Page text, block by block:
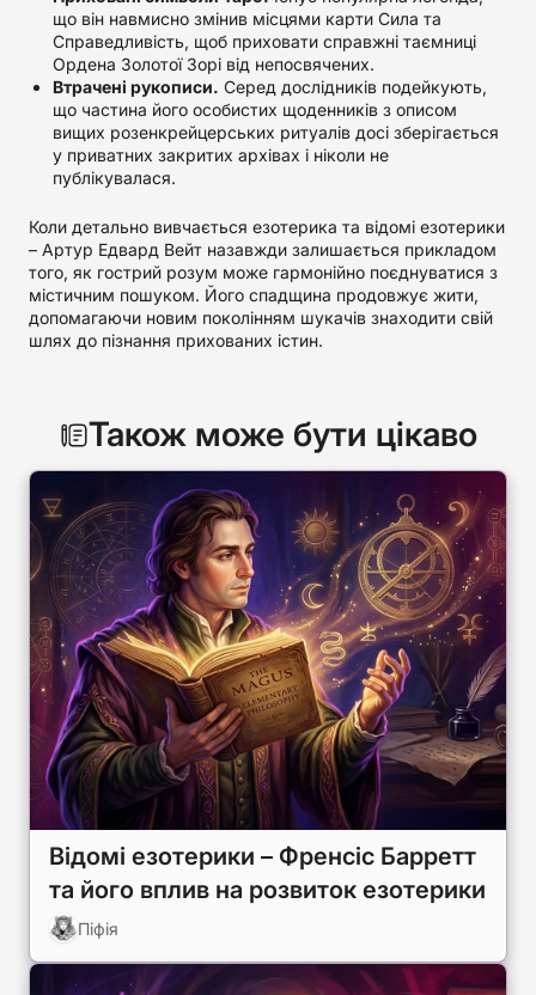
що він навмисно змінив місцями карти Сила та
Справедливість, щоб приховати справжні таємниці
Ордена Золотої Зорі від непосвячених.
Втрачені рукописи. Серед дослідників подейкують,
що частина його особистих щоденників з описом
вищих розенкрейцерських ритуалів досі зберігається
у приватних закритих архівах і ніколи не
публікувалася.
Коли детально вивчається езотерика та відомі езотерики
– Артур Едвард Вейт назавжди залишається прикладом
того, як гострий розум може гармонійно поєднуватися з
містичним пошуком. Його спадщина продовжує жити,
допомагаючи новим поколінням шукачів знаходити свій
шлях до пізнання прихованих істин.
Також може бути цікаво
Відомі езотерики – Френсіс Барретт
та його вплив на розвиток езотерики
Піфія